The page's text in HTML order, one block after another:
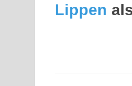
Lippen